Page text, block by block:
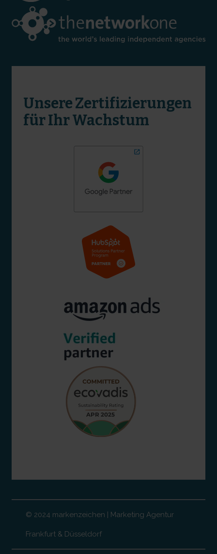
Unsere Zertifizierungen
für Ihr Wachstum
© 2024 markenzeichen | Marketing Agentur
Frankfurt & Düsseldorf